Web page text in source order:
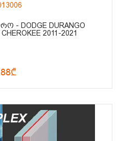
- DODGE DURANGO
2011-2021